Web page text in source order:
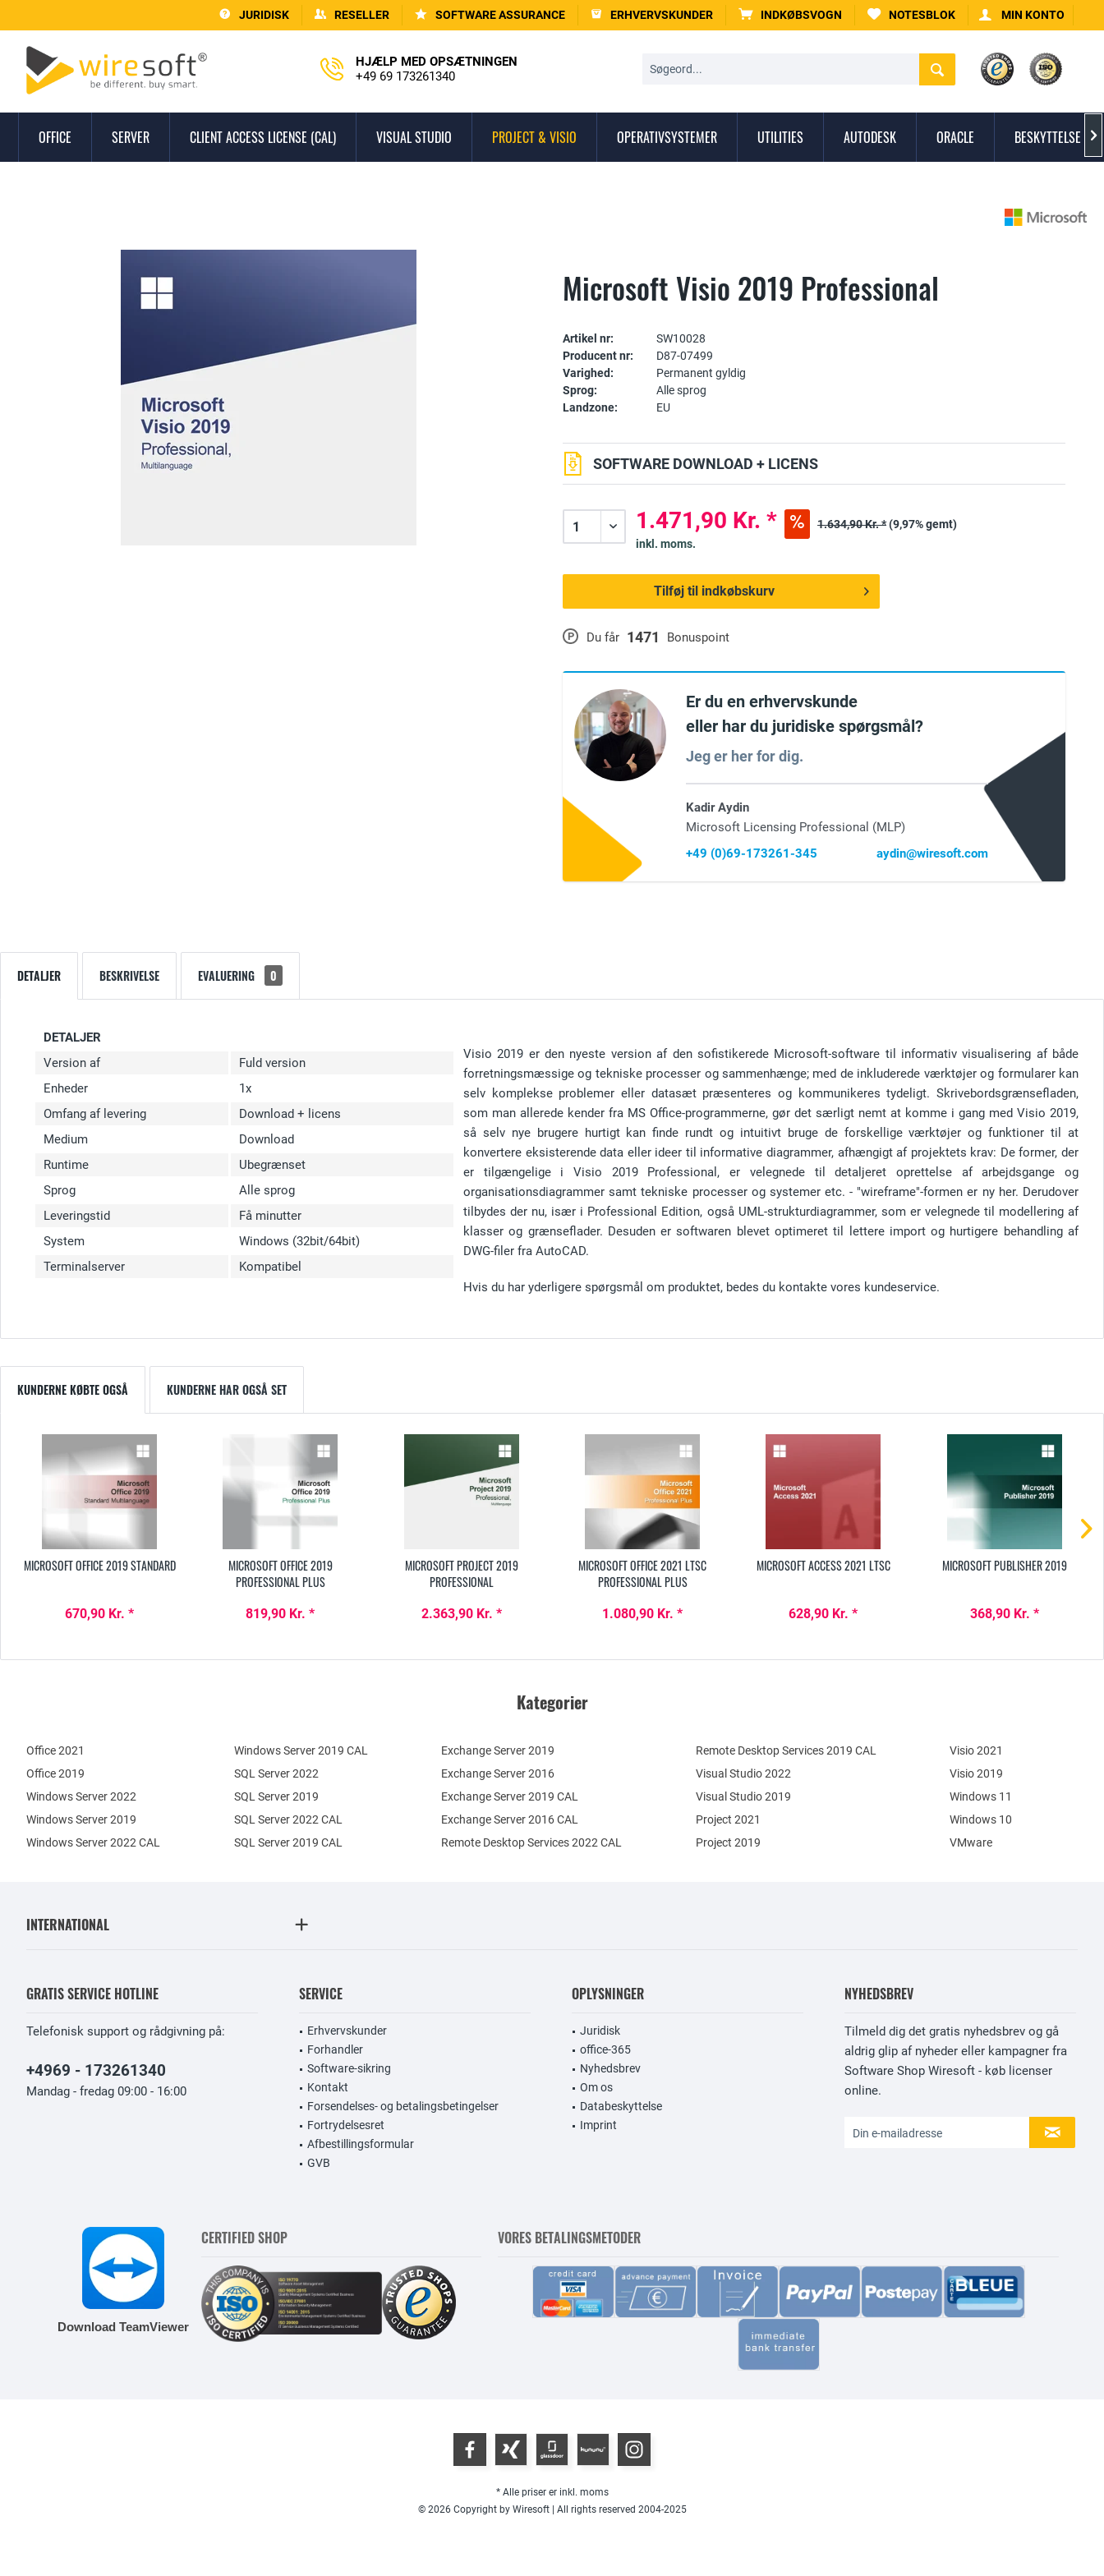
JURIDISK RESELLER SOFTWARE ASSURANCE ERHVERVSKUNDER INDKØBSVOGN NOTESBLOK MIN KONTO
HJÆLP MED OPSÆTNINGEN
+49 69 173261340
OFFICE SERVER CLIENT ACCESS LICENSE (CAL) VISUAL STUDIO PROJECT & VISIO OPERATIVSYSTEMER UTILITIES AUTODESK ORACLE BESKYTTELSE 
Microsoft Visio 2019 Professional
Artikel nr:
SW10028
Producent nr:
D87-07499
Varighed:
Permanent gyldig
Sprog:
Alle sprog
Landzone:
EU
P Du får 1471 Bonuspoint
SOFTWARE DOWNLOAD + LICENS
1.471,90 Kr. * 1.634,90 Kr. *(9,97% gemt)
inkl. moms.
Tilføj til indkøbskurv
Er du en erhvervskunde
eller har du juridiske spørgsmål?
Jeg er her for dig.
Kadir Aydin
Microsoft Licensing Professional (MLP)
+49 (0)69-173261-345
aydin@wiresoft.com
DETALJER BESKRIVELSE EVALUERING 0
DETALJER
Version af
Fuld version
Enheder
1x
Omfang af levering
Download + licens
Medium
Download
Runtime
Ubegrænset
Sprog
Alle sprog
Leveringstid
Få minutter
System
Windows (32bit/64bit)
Terminalserver
Kompatibel
Visio 2019 er den nyeste version af den sofistikerede Microsoft-software til informativ visualisering af både
forretningsmæssige og tekniske processer og sammenhænge; med de inkluderede værktøjer og formularer kan
selv komplekse problemer eller datasæt præsenteres og kommunikeres tydeligt. Skrivebordsgrænsefladen,
som man allerede kender fra MS Office-programmerne, gør det særligt nemt at komme i gang med Visio 2019,
så selv nye brugere hurtigt kan finde rundt og intuitivt bruge de forskellige værktøjer og funktioner til at
konvertere eksisterende data eller ideer til informative diagrammer, afhængigt af projektets krav: De former, der
er tilgængelige i Visio 2019 Professional, er velegnede til detaljeret oprettelse af arbejdsgange og
organisationsdiagrammer samt tekniske processer og systemer etc. - "wireframe"-formen er ny her. Derudover
tilbydes der nu, især i Professional Edition, også UML-strukturdiagrammer, som er velegnede til modellering af
klasser og grænseflader. Desuden er softwaren blevet optimeret til lettere import og hurtigere behandling af
DWG-filer fra AutoCAD.
Hvis du har yderligere spørgsmål om produktet, bedes du kontakte vores kundeservice.
KUNDERNE KØBTE OGSÅ KUNDERNE HAR OGSÅ SET
MICROSOFT OFFICE 2019 STANDARD
670,90 Kr. *
MICROSOFT OFFICE 2019
PROFESSIONAL PLUS
819,90 Kr. *
MICROSOFT PROJECT 2019
PROFESSIONAL
2.363,90 Kr. *
MICROSOFT OFFICE 2021 LTSC
PROFESSIONAL PLUS
1.080,90 Kr. *
MICROSOFT ACCESS 2021 LTSC
628,90 Kr. *
MICROSOFT PUBLISHER 2019
368,90 Kr. *
Kategorier
Office 2021
Office 2019
Windows Server 2022
Windows Server 2019
Exchange Server 2019
Exchange Server 2016
SQL Server 2022
SQL Server 2019
Windows Server 2022 CAL
Windows Server 2019 CAL
SQL Server 2022 CAL
SQL Server 2019 CAL
Remote Desktop Services 2022 CAL
Remote Desktop Services 2019 CAL
Exchange Server 2019 CAL
Exchange Server 2016 CAL
Visual Studio 2022
Visual Studio 2019
Project 2021
Project 2019
Visio 2021
Visio 2019
Windows 11
Windows 10
VMware
INTERNATIONAL
GRATIS SERVICE HOTLINE
Telefonisk support og rådgivning på:
+4969 - 173261340
Mandag - fredag 09:00 - 16:00
SERVICE
Erhvervskunder
Forhandler
Software-sikring
Kontakt
Forsendelses- og betalingsbetingelser
Fortrydelsesret
Afbestillingsformular
GVB
OPLYSNINGER
Juridisk
office-365
Nyhedsbrev
Om os
Databeskyttelse
Imprint
NYHEDSBREV
Tilmeld dig det gratis nyhedsbrev og gå
aldrig glip af nyheder eller kampagner fra
Software Shop Wiresoft - køb licenser
online.
Download TeamViewer
CERTIFIED SHOP VORES BETALINGSMETODER
* Alle priser er inkl. moms
© 2026 Copyright by Wiresoft | All rights reserved 2004-2025